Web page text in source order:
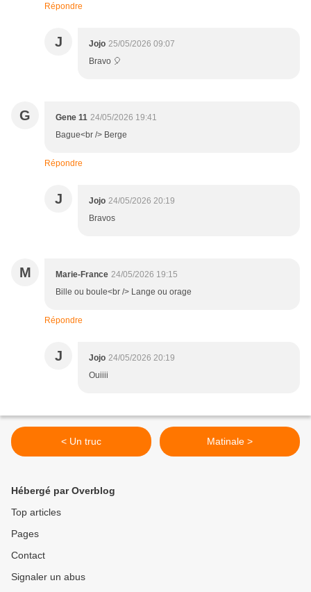
Répondre
J Jojo 25/05/2026 09:07
Bravo 🎈
G Gene 11 24/05/2026 19:41
Bague<br /> Berge
Répondre
J Jojo 24/05/2026 20:19
Bravos
M Marie-France 24/05/2026 19:15
Bille ou boule<br /> Lange ou orage
Répondre
J Jojo 24/05/2026 20:19
Ouiiii
< Un truc Matinale >
Hébergé par Overblog
Top articles
Pages
Contact
Signaler un abus